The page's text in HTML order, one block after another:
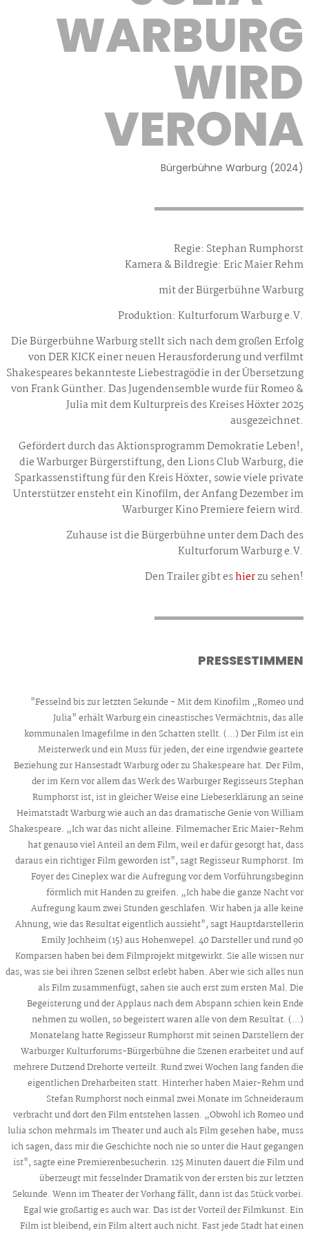
WARBURG
WIRD
VERONA
Bürgerbühne Warburg (2024)
Regie: Stephan Rumphorst
Kamera & Bildregie: Eric Maier Rehm
mit der Bürgerbühne Warburg
Produktion: Kulturforum Warburg e.V.
Die Bürgerbühne Warburg stellt sich nach dem großen Erfolg
von DER KICK einer neuen Herausforderung und verfilmt
Shakespeares bekannteste Liebestragödie in der Übersetzung
von Frank Günther. Das Jugendensemble wurde für Romeo &
Julia mit dem Kulturpreis des Kreises Höxter 2025
ausgezeichnet.
Gefördert durch das Aktionsprogramm Demokratie Leben!,
die Warburger Bürgerstiftung, den Lions Club Warburg, die
Sparkassenstiftung für den Kreis Höxter, sowie viele private
Unterstützer ensteht ein Kinofilm, der Anfang Dezember im
Warburger Kino Premiere feiern wird.
Zuhause ist die Bürgerbühne unter dem Dach des
Kulturforum Warburg e.V.
Den Trailer gibt eshierzu sehen!
PRESSESTIMMEN
"Fesselnd bis zur letzten Sekunde - Mit dem Kinofilm „Romeo und
Julia" erhält Warburg ein cineastisches Vermächtnis, das alle
kommunalen Imagefilme in den Schatten stellt. (...) Der Film ist ein
Meisterwerk und ein Muss für jeden, der eine irgendwie geartete
Beziehung zur Hansestadt Warburg oder zu Shakespeare hat. Der Film,
der im Kern vor allem das Werk des Warburger Regisseurs Stephan
Rumphorst ist, ist in gleicher Weise eine Liebeserklärung an seine
Heimatstadt Warburg wie auch an das dramatische Genie von William
Shakespeare. „Ich war das nicht alleine. Filmemacher Eric Maier-Rehm
hat genauso viel Anteil an dem Film, weil er dafür gesorgt hat, dass
daraus ein richtiger Film geworden ist", sagt Regisseur Rumphorst. Im
Foyer des Cineplex war die Aufregung vor dem Vorführungsbeginn
förmlich mit Handen zu greifen. „Ich habe die ganze Nacht vor
Aufregung kaum zwei Stunden geschlafen. Wir haben ja alle keine
Ahnung, wie das Resultat eigentlich aussieht", sagt Hauptdarstellerin
Emily Jochheim (15) aus Hohenwepel. 40 Darsteller und rund 90
Komparsen haben bei dem Filmprojekt mitgewirkt. Sie alle wissen nur
das, was sie bei ihren Szenen selbst erlebt haben. Aber wie sich alles nun
als Film zusammenfügt, sahen sie auch erst zum ersten Mal. Die
Begeisterung und der Applaus nach dem Abspann schien kein Ende
nehmen zu wollen, so begeistert waren alle von dem Resultat. (...)
Monatelang hatte Regisseur Rumphorst mit seinen Darstellern der
Warburger Kulturforums-Bürgerbühne die Szenen erarbeitet und auf
mehrere Dutzend Drehorte verteilt. Rund zwei Wochen lang fanden die
eigentlichen Dreharbeiten statt. Hinterher haben Maier-Rehm und
Stefan Rumphorst noch einmal zwei Monate im Schneideraum
verbracht und dort den Film entstehen lassen. „Obwohl ich Romeo und
lulia schon mehrmals im Theater und auch als Film gesehen habe, muss
ich sagen, dass mir die Geschichte noch nie so unter die Haut gegangen
ist", sagte eine Premierenbesucherin. 125 Minuten dauert die Film und
überzeugt mit fesselnder Dramatik von der ersten bis zur letzten
Sekunde. Wenn im Theater der Vorhang fällt, dann ist das Stück vorbei.
Egal wie großartig es auch war. Das ist der Vorteil der Filmkunst. Ein
Film ist bleibend, ein Film altert auch nicht. Fast jede Stadt hat einen